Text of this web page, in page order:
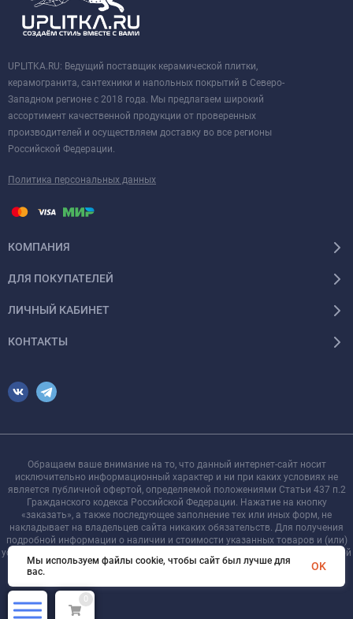
UPLITKA.RU: Ведущий поставщик керамической плитки,
керамогранита, сантехники и напольных покрытий в Северо-
Западном регионе с 2018 года. Мы предлагаем широкий
ассортимент качественной продукции от проверенных
производителей и осуществляем доставку во все регионы
Российской Федерации.
Политика персональных данных
КОМПАНИЯ
ДЛЯ ПОКУПАТЕЛЕЙ
ЛИЧНЫЙ КАБИНЕТ
КОНТАКТЫ
Обращаем ваше внимание на то, что данный интернет-сайт носит
исключительно информационный характер и ни при каких условиях не
является публичной офертой, определяемой положениями Статьи 437 п.2
Гражданского кодекса Российской Федерации. Нажатие на кнопку
«заказать», а также последующее заполнение тех или иных форм, не
накладывает на владельцев сайта никаких обязательств. Для получения
подробной информации о наличии и стоимости указанных товаров и (или)
услуг, пожалуйста, обращайтесь к менеджеру сайта с помощью специальной
формы связи или по телефону +7 921 755-09-90
0
Мы используем файлы cookie, чтобы сайт был лучше для
вас.
OK